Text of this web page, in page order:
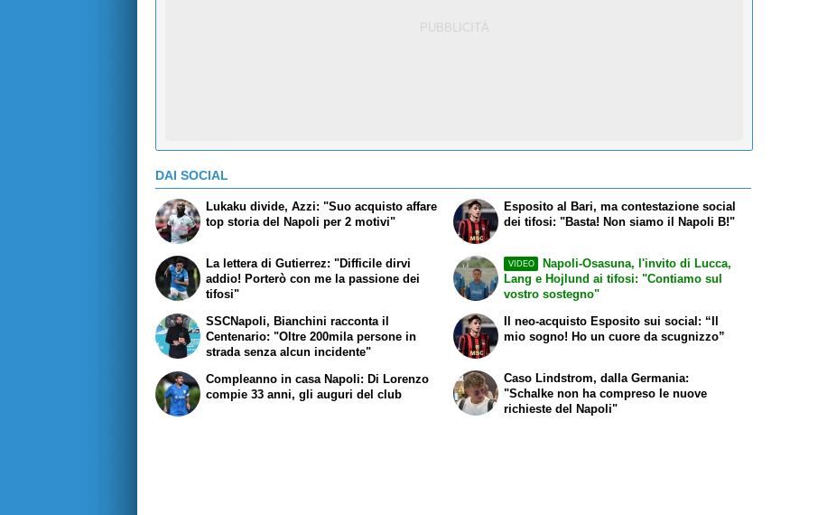
DAI SOCIAL
Lukaku divide, Azzi: "Suo acquisto affare
top storia del Napoli per 2 motivi"
La lettera di Gutierrez: "Difficile dirvi
addio! Porterò con me la passione dei
tifosi"
Esposito al Bari, ma contestazione social
dei tifosi: "Basta! Non siamo il Napoli B!"
VIDEO
Napoli-Osasuna, l'invito di Lucca,
Lang e Hojlund ai tifosi: "Contiamo sul
vostro sostegno"
SSCNapoli, Bianchini racconta il
Centenario: "Oltre 200mila persone in
strada senza alcun incidente"
Compleanno in casa Napoli: Di Lorenzo
compie 33 anni, gli auguri del club
Il neo-acquisto Esposito sui social: “Il
mio sogno! Ho un cuore da scugnizzo”
Caso Lindstrom, dalla Germania:
"Schalke non ha compreso le nuove
richieste del Napoli"